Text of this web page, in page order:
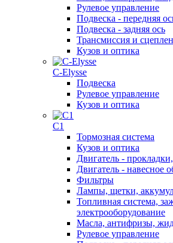
Рулевое управление
Подвеска - передняя
Подвеска - задняя ось
Трансмиссия и
Кузов и оптика
C-Elysse
Подвеска
Рулевое управление
Кузов и оптика
C1
Тормозная система
Кузов и оптика
Двигатель -
Двигатель - навесное
Фильтры
Лампы, щетки,
Топливная система,
электрооборудование
Масла, антифризы,
Рулевое управление